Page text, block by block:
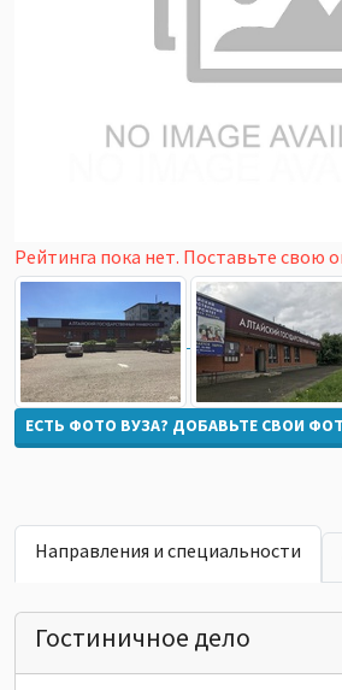
Рейтинга пока нет. Поставьте свою
ЕСТЬ ФОТО ВУЗА? ДОБАВЬТЕ СВОИ
Направления и специальности
Гостиничное дело